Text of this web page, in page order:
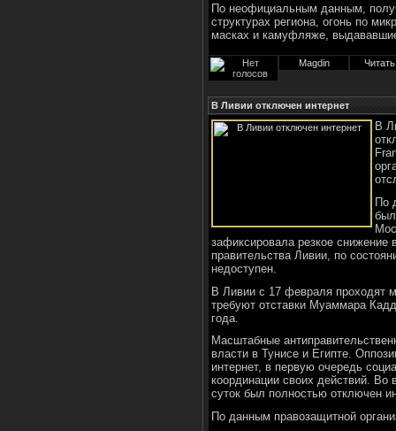
По неофициальным данным,
структурах региона, огонь по
масках и камуфляже,
Magdin
В Ливии отключен интернет
В
По
был
зафиксировала резкое
правительства Ливии, по
недоступен.
В Ливии с 17 февраля проходят
требуют отставки Муаммара
года.
Масштабные
власти в Тунисе и Египте.
интернет, в первую очередь
координации своих действий. Во
суток был полностью отключен
По данным правозащитной